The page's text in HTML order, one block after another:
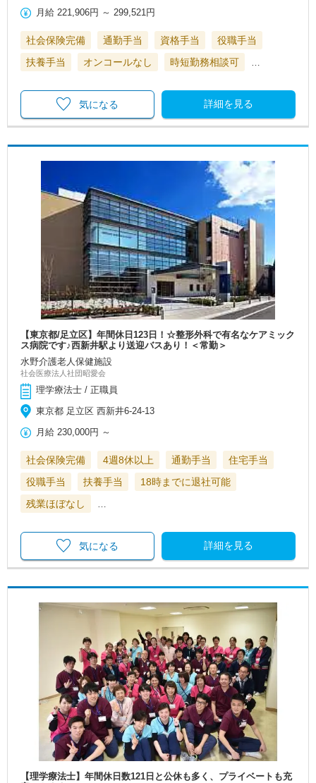
月給 221,906円 ～ 299,521円
社会保険完備 通勤手当 資格手当
役職手当
扶養手当
オンコールなし 時短勤務相談可
詳細を見る
気になる
【東京都/足立区】年間休日123日！☆整形外科で有名なケアミック
ス病院です♪西新井駅より送迎バスあり！＜常勤＞
水野介護老人保健施設
社会医療法人社団昭愛会
理学療法士 / 正職員
東京都 足立区 西新井6-24-13
月給 230,000円 ～
社会保険完備 4週8休以上 通勤手当
住宅手当
役職手当
扶養手当
18時までに退社可能
残業ほぼなし
詳細を見る
気になる
【理学療法士】年間休日数121日と公休も多く、プライベートも充